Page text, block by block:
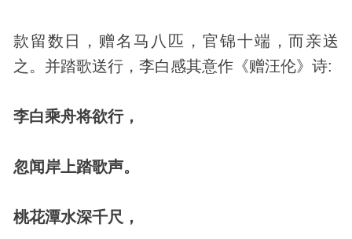
款留数日，赠名马八匹，官锦十端，而亲送
之。并踏歌送行，李白感其意作《赠汪伦》诗:
李白乘舟将欲行，
忽闻岸上踏歌声。
桃花潭水深千尺，